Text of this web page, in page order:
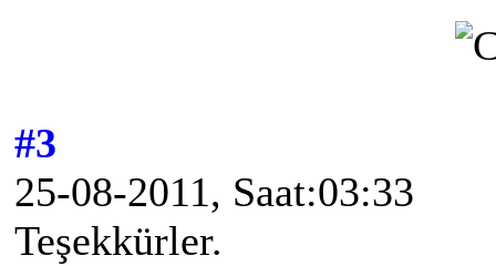
#3
25-08-2011, Saat:03:33
Teşekkürler.